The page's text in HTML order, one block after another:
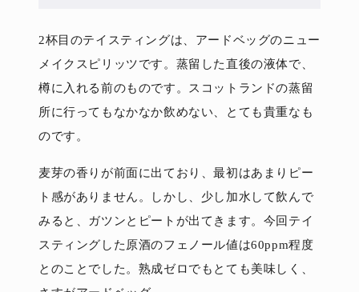
2杯目のテイスティングは、アードベッグのニュー
メイクスピリッツです。蒸留した直後の液体で、
樽に入れる前のものです。スコットランドの蒸留
所に行ってもなかなか飲めない、とても貴重なも
のです。
麦芽の香りが前面に出ており、最初はあまりピー
ト感がありません。しかし、少し加水して飲んで
みると、ガツンとピートが出てきます。今回テイ
スティングした原酒のフェノール値は60ppm程度
とのことでした。熟成ゼロでもとても美味しく、